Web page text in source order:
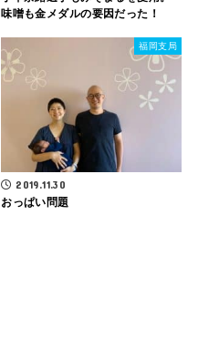
味噌も金メダルの要因だった！
福岡支局
2019.11.30
おっぱい問題